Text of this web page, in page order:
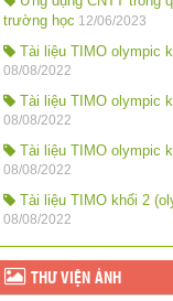
Quy định chế
tiền lương
giờ đối với
dục công lập
24/09/2025
QĐ khen
mức độ
số
23/09/2025
trường học 12/06/2023
Tài liệu TIMO olympic
08/08/2022
Tài liệu TIMO olympic
08/08/2022
Tài liệu TIMO olympic
08/08/2022
Tài liệu TIMO khối 2
08/08/2022
THƯ VIỆN ẢNH